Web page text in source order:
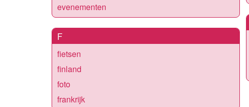
evenementen
F
fietsen
finland
foto
frankrijk